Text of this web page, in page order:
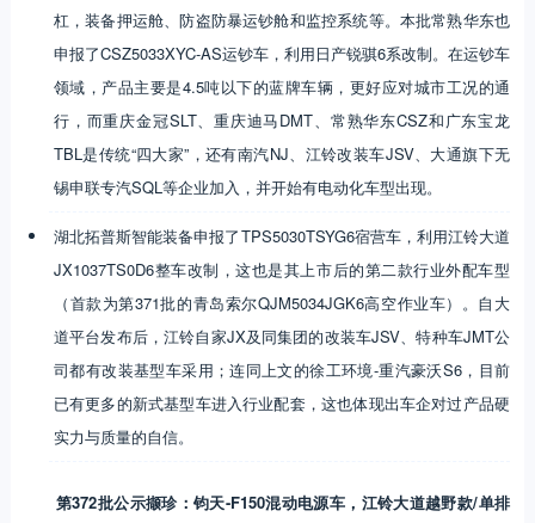
杠，装备押运舱、防盗防暴运钞舱和监控系统等。本批常熟华东也
申报了CSZ5033XYC-AS运钞车，利用日产锐骐6系改制。在运钞车
领域，产品主要是4.5吨以下的蓝牌车辆，更好应对城市工况的通
行，而重庆金冠SLT、重庆迪马DMT、常熟华东CSZ和广东宝龙
TBL是传统“四大家”，还有南汽NJ、江铃改装车JSV、大通旗下无
锡申联专汽SQL等企业加入，并开始有电动化车型出现。
湖北拓普斯智能装备申报了TPS5030TSYG6宿营车，利用江铃大道
JX1037TS0D6整车改制，这也是其上市后的第二款行业外配车型
（首款为第371批的青岛索尔QJM5034JGK6高空作业车）。自大
道平台发布后，江铃自家JX及同集团的改装车JSV、特种车JMT公
司都有改装基型车采用；连同上文的徐工环境-重汽豪沃S6，目前
已有更多的新式基型车进入行业配套，这也体现出车企对过产品硬
实力与质量的自信。
第372批公示撷珍：钧天-F150混动电源车，江铃大道越野款/单排